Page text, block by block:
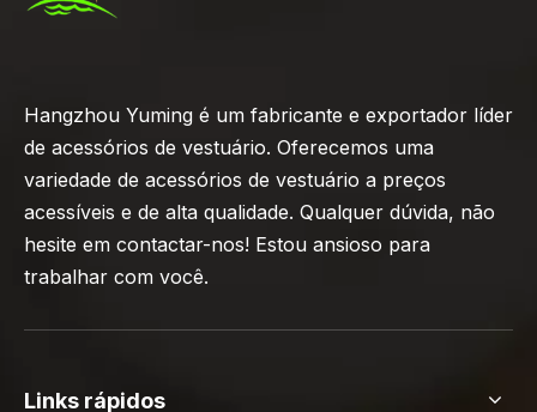
Hangzhou Yuming é um fabricante e exportador líder
de acessórios de vestuário. Oferecemos uma
variedade de acessórios de vestuário a preços
acessíveis e de alta qualidade. Qualquer dúvida, não
hesite em contactar-nos! Estou ansioso para
trabalhar com você.
Links rápidos